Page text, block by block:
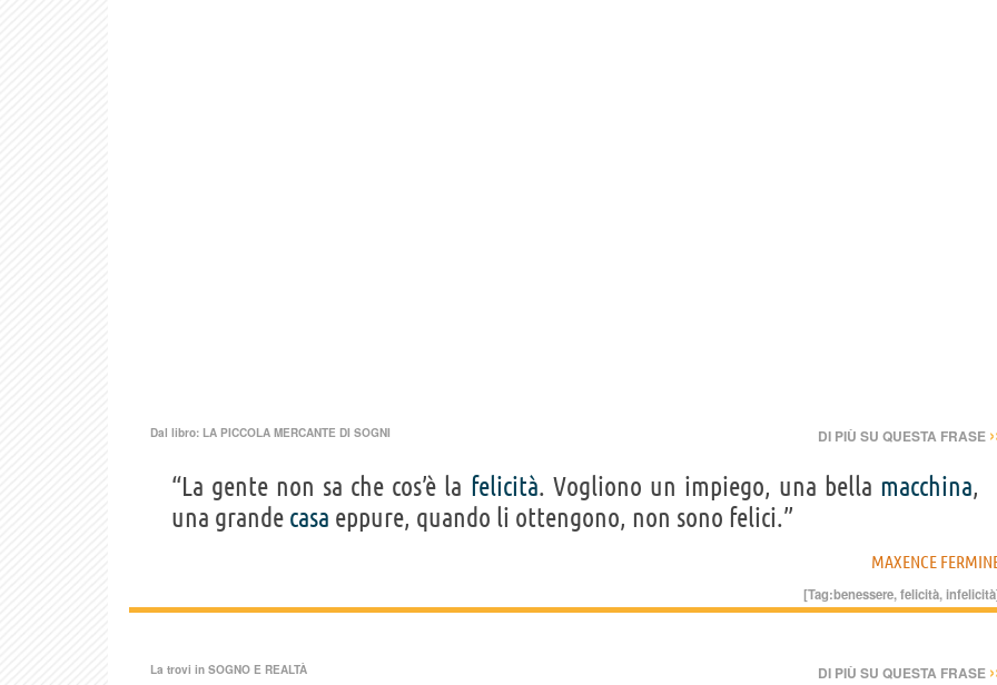
Dal libro: LA PICCOLA MERCANTE DI SOGNI DI PIÙ SU QUESTA FRASE
“La gente non sa che cos’è la felicità. Vogliono un impiego, una bella macchina,
una grande casa eppure, quando li ottengono, non sono felici.”
MAXENCE
[Tag:benessere,felicità,infelicità
La trovi in SOGNO E REALTÀ DI PIÙ SU QUESTA FRASE